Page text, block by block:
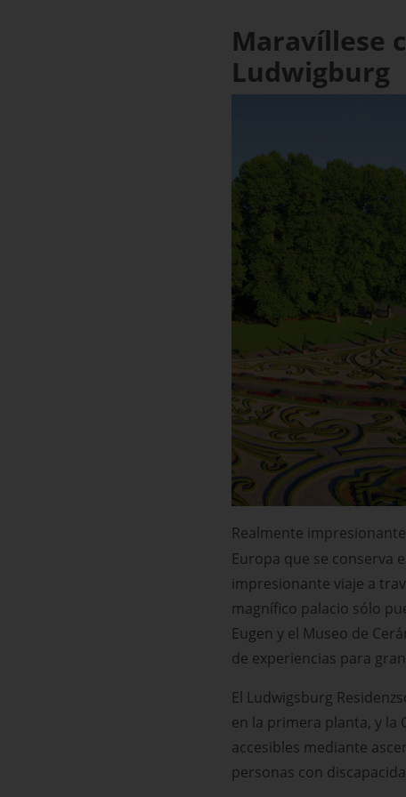
Maravíllese
Ludwigburg
Realmente
Europa que se conserva
impresionante viaje a
magnífico palacio sólo
Eugen y el Museo de
de experiencias para
El Ludwigsburg
en la primera planta, y la
accesibles mediante
personas con